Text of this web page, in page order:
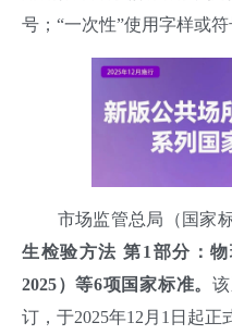
号；“一次性”使用字样或
市场监管总局（国家
生检验方法 第1部分：
2025）等6项国家标准。
订，于2025年12月1日起